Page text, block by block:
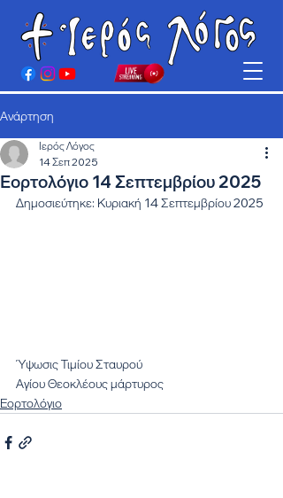
Ανάρτηση
Εορτολόγιο 14 Σεπτεμβρίου 2025
Ιερός Λόγος
14 Σεπ 2025
Δημοσιεύτηκε: Κυριακή 14 Σεπτεμβρίου 2025
Ύψωσις Τιμίου Σταυρού
Αγίου Θεοκλέους μάρτυρος
Εορτολόγιο